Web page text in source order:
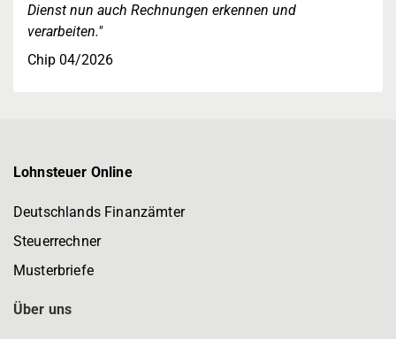
Dienst nun auch Rechnungen erkennen und
verarbeiten."
Chip 04/2026
Lohnsteuer Online
Deutschlands Finanzämter
Steuerrechner
Musterbriefe
Über uns